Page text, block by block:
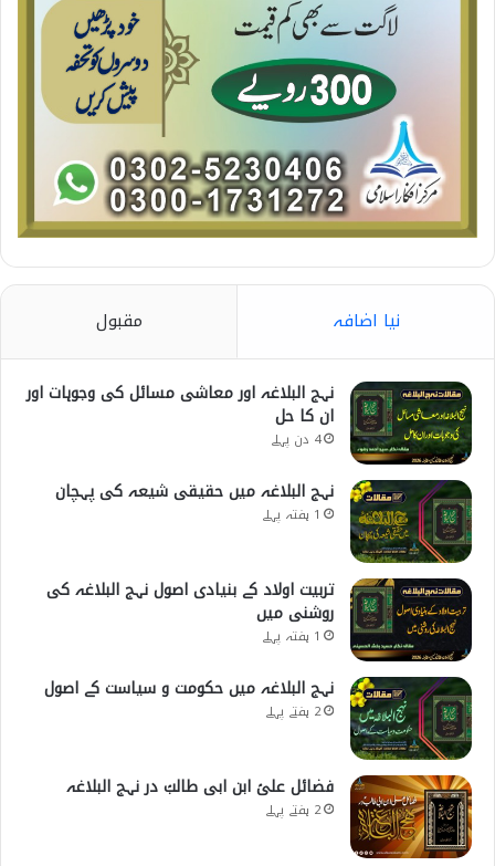
نیا اضافہ مقبول
نہج البلاغہ اور معاشی مسائل کی وجوہات اور
ان کا حل
4 دن پہلے
نہج البلاغہ میں حقیقی شیعہ کی پہچان
1 ہفتہ پہلے
تربیت اولاد کے بنیادی اصول نہج البلاغہ کی
روشنی میں
1 ہفتہ پہلے
نہج البلاغہ میں حکومت و سیاست کے اصول
2 ہفتے پہلے
فضائل علیؑ ابن ابی طالبؑ در نہج البلاغہ
2 ہفتے پہلے